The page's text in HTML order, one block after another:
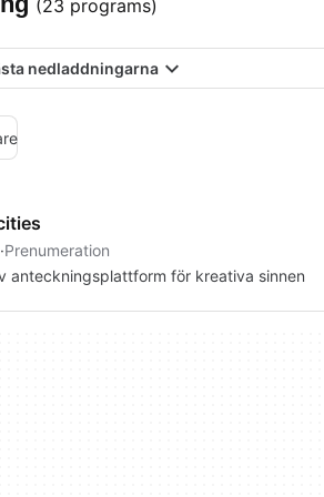
(23 programs)
nedladdningarna
Prenumeration
anteckningsplattform för kreativa sinnen